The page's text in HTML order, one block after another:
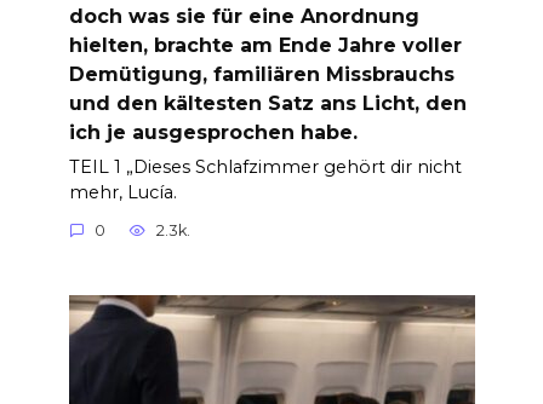
doch was sie für eine Anordnung
hielten, brachte am Ende Jahre voller
Demütigung, familiären Missbrauchs
und den kältesten Satz ans Licht, den
ich je ausgesprochen habe.
TEIL 1 „Dieses Schlafzimmer gehört dir nicht
mehr, Lucía.
0 2.3k.